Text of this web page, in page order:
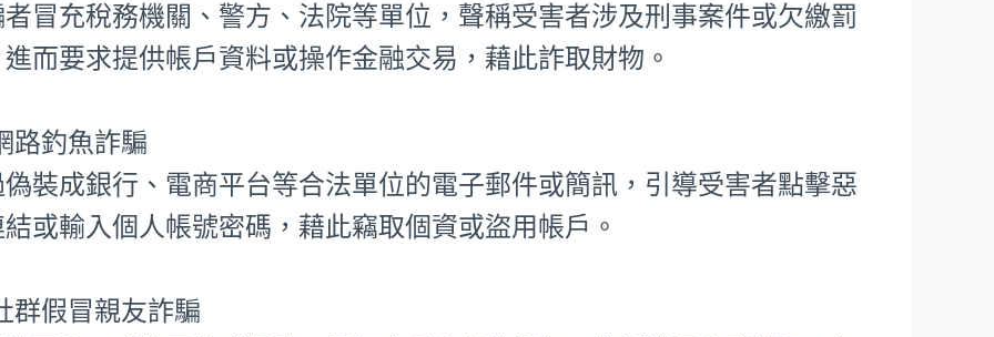
冒充稅務機關、警方、法院等單位，聲稱受害者涉及刑事案件或欠繳罰
而要求提供帳戶資料或操作金融交易，藉此詐取財物。
路釣魚詐騙
裝成銀行、電商平台等合法單位的電子郵件或簡訊，引導受害者點擊惡
或輸入個人帳號密碼，藉此竊取個資或盜用帳戶。
群假冒親友詐騙